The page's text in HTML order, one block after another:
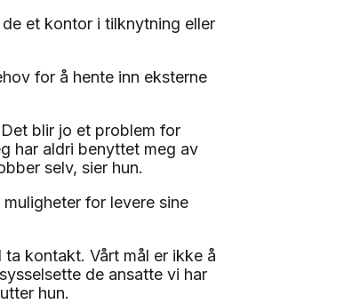
et kontor i tilknytning eller
for å hente inn eksterne
blir jo et problem for
har aldri benyttet meg av
selv, sier hun.
for levere sine
kontakt. Vårt mål er ikke å
de ansatte vi har
hun.